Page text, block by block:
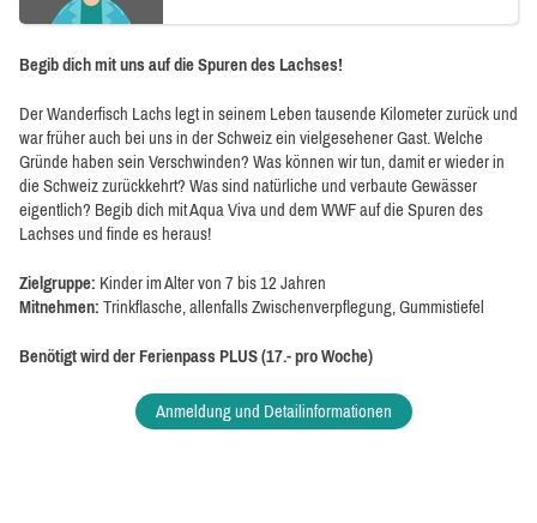
Begib dich mit uns auf die Spuren des Lachses!
Der Wanderfisch Lachs legt in seinem Leben tausende Kilometer zurück und
war früher auch bei uns in der Schweiz ein vielgesehener Gast. Welche
Gründe haben sein Verschwinden? Was können wir tun, damit er wieder in
die Schweiz zurückkehrt? Was sind natürliche und verbaute Gewässer
eigentlich? Begib dich mit Aqua Viva und dem WWF auf die Spuren des
Lachses und finde es heraus!
Zielgruppe:Kinder im Alter von 7 bis 12 Jahren
Mitnehmen:Trinkflasche, allenfalls Zwischenverpflegung, Gummistiefel
Benötigt wird der Ferienpass PLUS (17.- pro Woche)
Anmeldung und Detailinformationen